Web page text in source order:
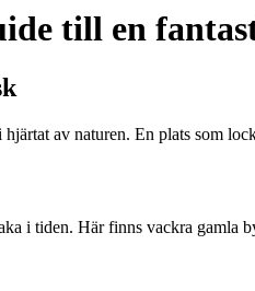
till en
av naturen. En plats som
i tiden. Här finns vackra gamla